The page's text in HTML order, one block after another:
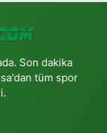
Son dakika
tüm spor